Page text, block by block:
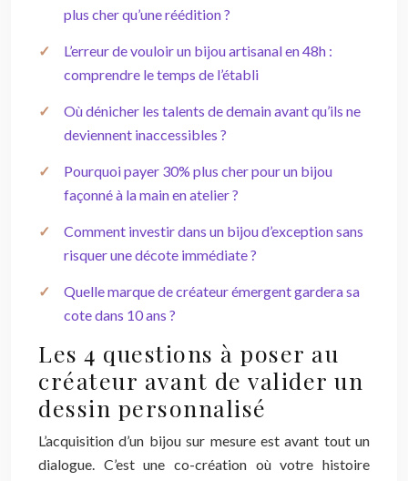
plus cher qu’une réédition ?
L’erreur de vouloir un bijou artisanal en 48h :
comprendre le temps de l’établi
Où dénicher les talents de demain avant qu’ils ne
deviennent inaccessibles ?
Pourquoi payer 30% plus cher pour un bijou
façonné à la main en atelier ?
Comment investir dans un bijou d’exception sans
risquer une décote immédiate ?
Quelle marque de créateur émergent gardera sa
cote dans 10 ans ?
Les 4 questions à poser au
créateur avant de valider un
dessin personnalisé
L’acquisition d’un bijou sur mesure est avant tout un
dialogue. C’est une co-création où votre histoire